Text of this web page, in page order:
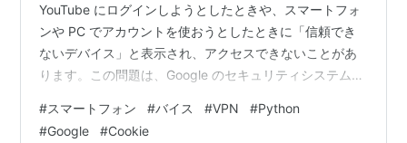
YouTube にログインしようとしたときや、スマートフォ
ンや PC でアカウントを使おうとしたときに「信頼でき
ないデバイス」と表示され、アクセスできないことがあ
ります。この問題は、Google のセキュリティシステムが
す。 このエラーが発生する主な原因として、以下のよう
なものが考えられます。 新しいデバイスや IP アドレスか
#スマートフォン #バイス #VPN #Python
#Google #Cookie